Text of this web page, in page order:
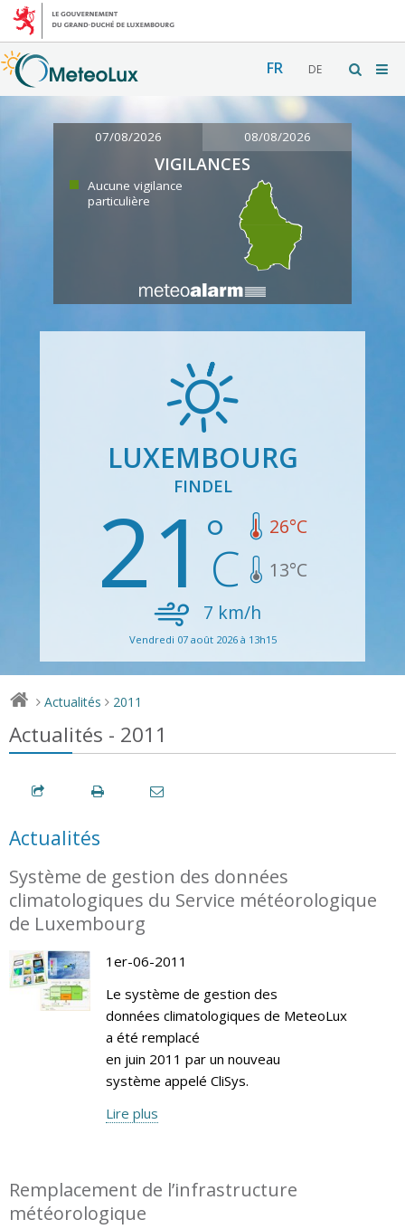
FR DE
07/08/2026 08/08/2026
VIGILANCES
Aucune vigilance
particulière
LUXEMBOURG
FINDEL
21 26°C
13°C
7 km/h
Vendredi 07 août 2026 à 13h15
> Actualités > 2011
Actualités - 2011
Actualités
Système de gestion des données
climatologiques du Service météorologique
de Luxembourg
1er-06-2011
Le système de gestion des
données climatologiques de MeteoLux
a été remplacé
en juin 2011 par un nouveau
système appelé CliSys.
Lire plus
Remplacement de l’infrastructure
météorologique